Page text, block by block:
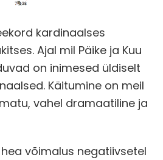
kardinaalses
Ajal mil Päike ja Kuu
on inimesed üldiselt
Käitumine on meil
vahel dramaatiline ja
võimalus negatiivsetel